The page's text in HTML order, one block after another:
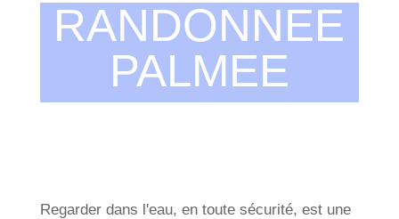
RANDONNEE
PALMEE
Regarder dans l'eau, en toute sécurité, est une